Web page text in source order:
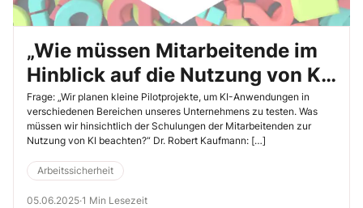
„Wie müssen Mitarbeitende im
Hinblick auf die Nutzung von KI
geschult werden?“
Frage: „Wir planen kleine Pilotprojekte, um KI-Anwendungen in
verschiedenen Bereichen unseres Unternehmens zu testen. Was
müssen wir hinsichtlich der Schulungen der Mitarbeitenden zur
Nutzung von KI beachten?“ Dr. Robert Kaufmann: […]
Arbeitssicherheit
05.06.2025·1 Min Lesezeit